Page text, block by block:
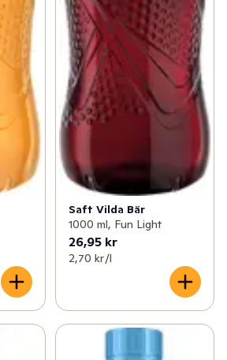
Saft Vilda Bär
1000 ml, Fun Light
26,95 kr
2,70 kr /l